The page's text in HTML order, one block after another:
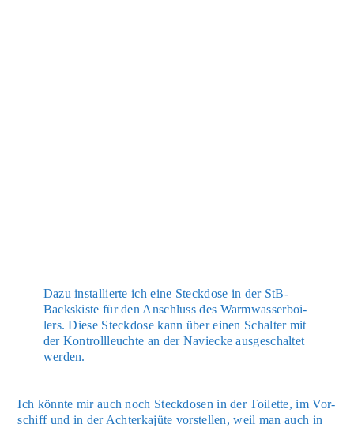
Dazu instal­lier­te ich eine Steck­do­se in der StB-
Backskis­te für den Anschluss des Warm­was­ser­boi­
lers. Die­se Steck­do­se kann über einen Schal­ter mit
der Kon­troll­leuch­te an der Naviecke aus­ge­schal­tet
wer­den.
Ich könn­te mir auch noch Steck­do­sen in der Toi­let­te, im Vor­
schiff und in der Ach­ter­ka­jü­te vor­stel­len, weil man auch in